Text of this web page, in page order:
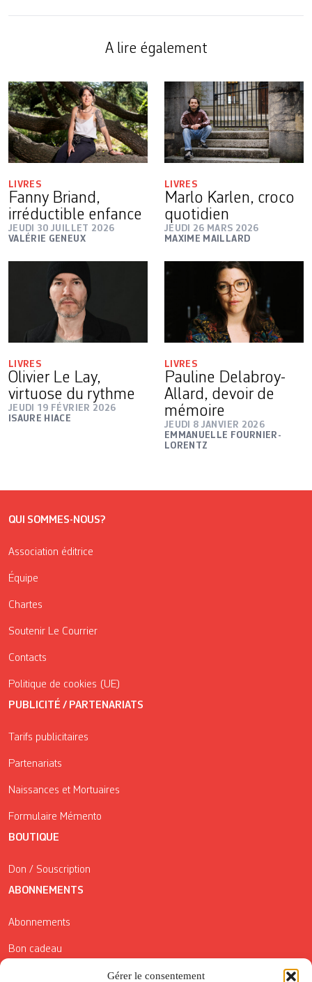
Gérer le consentement
A lire également
LIVRES
Fanny Briand,
irréductible enfance
JEUDI 30 JUILLET 2026
VALÉRIE GENEUX
LIVRES
Marlo Karlen, croco
quotidien
JEUDI 26 MARS 2026
MAXIME MAILLARD
LIVRES
Olivier Le Lay,
virtuose du rythme
JEUDI 19 FÉVRIER 2026
ISAURE HIACE
LIVRES
Pauline Delabroy-
Allard, devoir de
mémoire
JEUDI 8 JANVIER 2026
EMMANUELLE FOURNIER-
LORENTZ
QUI SOMMES-NOUS?
Association éditrice
Équipe
Chartes
Soutenir Le Courrier
Contacts
Politique de cookies (UE)
PUBLICITÉ / PARTENARIATS
Tarifs publicitaires
Partenariats
Naissances et Mortuaires
Formulaire Mémento
BOUTIQUE
Don / Souscription
ABONNEMENTS
Abonnements
Bon cadeau
Conditions générales de vente